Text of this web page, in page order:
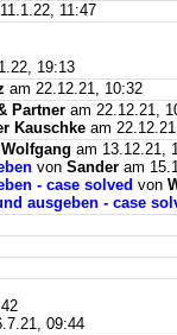
11:47
19:13
am 22.12.21, 10:32
Partner am 22.12.21,
Kauschke am
Wolfgang am 13.12.21,
von Sander am
- case solved von
ausgeben - case
09:44